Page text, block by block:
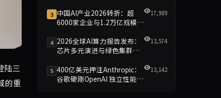
出。此举大幅提升了语音输入的准确性和智能化水平，
陆三
的重
3 中国AI产业2026转折：超
6000家企业与1.2万亿规模引
17,989
4 2026全球AI算力报告发布：
芯片多元演进与绿色集群引
13,574
5 400亿美元押注Anthropic：
谷歌硬刚OpenAI 独立性能否
13,142